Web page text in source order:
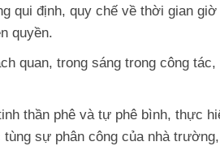
qui định, quy chế về thời gian
quyền.
quan, trong sáng trong công
thần phê và tự phê bình, thực
tùng sự phân công của nhà